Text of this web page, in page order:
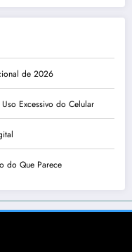
de 2026
Excessivo do Celular
do Que Parece